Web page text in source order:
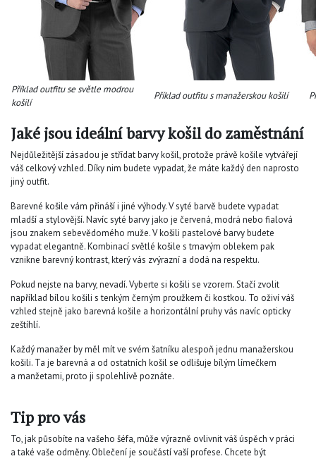
Příklad outfitu se světle modrou
košilí
Příklad outfitus manažerskou košilí
Jaké jsou ideální barvy košil do zaměstnání
Nejdůležitější zásadou je střídat barvy košil, protože právě košile vytvářejí
váš celkový vzhled. Díky nim budete vypadat, že máte každý den naprosto
jiný outfit.
Barevné košile vám přináší i jiné výhody. V syté barvě budete vypadat
mladší a stylovější. Navíc syté barvy jako je červená, modrá nebo fialová
jsou znakem sebevědomého muže. V košili pastelové barvy budete
vypadat elegantně. Kombinací světlé košile s tmavým oblekem pak
vznikne barevný kontrast, který vás zvýrazní a dodá na respektu.
Pokud nejste na barvy, nevadí. Vyberte si košili se vzorem. Stačí zvolit
například bílou košili s tenkým černým proužkem či kostkou. To oživí váš
vzhled stejně jako barevná košile a horizontální pruhy vás navíc opticky
zeštíhlí.
Každý manažer by měl mít ve svém šatníku alespoň jednu manažerskou
košili. Ta je barevná a od ostatních košil se odlišuje bílým límečkem
a manžetami, proto ji spolehlivě poznáte.
Tip pro vás
To, jak působíte na vašeho šéfa, může výrazně ovlivnit váš úspěch v práci
a také vaše odměny. Oblečení je součástí vaší profese. Chcete být